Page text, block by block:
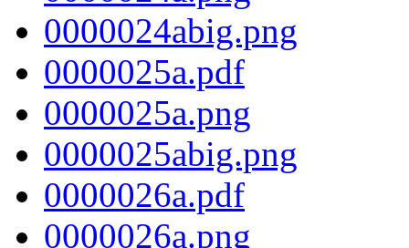
0000024abig.png
0000025a.pdf
0000025a.png
0000025abig.png
0000026a.pdf
0000026a.png